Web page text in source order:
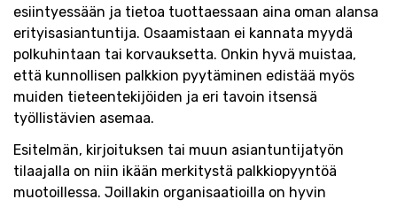
esiintyessään ja tietoa tuottaessaan aina oman alansa
erityisasiantuntija. Osaamistaan ei kannata myydä
polkuhintaan tai korvauksetta. Onkin hyvä muistaa,
että kunnollisen palkkion pyytäminen edistää myös
muiden tieteentekijöiden ja eri tavoin itsensä
työllistävien asemaa.
Esitelmän, kirjoituksen tai muun asiantuntijatyön
tilaajalla on niin ikään merkitystä palkkiopyyntöä
muotoillessa. Joillakin organisaatioilla on hyvin